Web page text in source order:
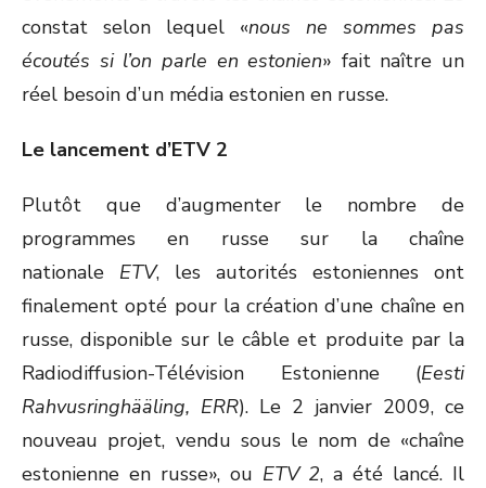
constat selon lequel «nous ne sommes pas
écoutés si l’on parle en estonien» fait naître un
réel besoin d’un média estonien en russe.
Le lancement d’ETV 2
Plutôt que d’augmenter le nombre de
programmes en russe sur la chaîne
nationale ETV, les autorités estoniennes ont
finalement opté pour la création d’une chaîne en
russe, disponible sur le câble et produite par la
Radiodiffusion-Télévision Estonienne (Eesti
Rahvusringhääling, ERR). Le 2 janvier 2009, ce
nouveau projet, vendu sous le nom de «chaîne
estonienne en russe», ou ETV 2, a été lancé. Il